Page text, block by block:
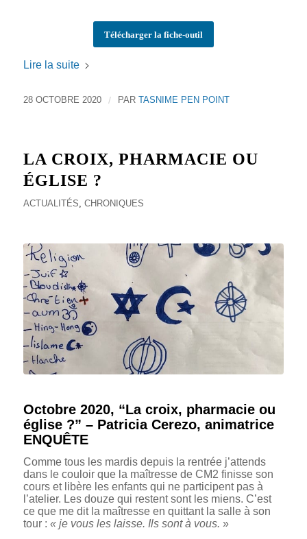
Télécharger la fiche-outil
Lire la suite
28 OCTOBRE 2020 / PAR TASNIME PEN POINT
LA CROIX, PHARMACIE OU
ÉGLISE ?
ACTUALITÉS CHRONIQUES
Octobre 2020, “La croix, pharmacie ou
église ?” – Patricia Cerezo, animatrice
ENQUÊTE
Comme tous les mardis depuis la rentrée j’attends
dans le couloir que la maîtresse de CM2 finisse son
cours et libère les enfants qui ne participent pas à
l’atelier. Les douze qui restent sont les miens. C’est
ce que me dit la maîtresse en quittant la salle à son
tour : « je vous les laisse. Ils sont à vous. »